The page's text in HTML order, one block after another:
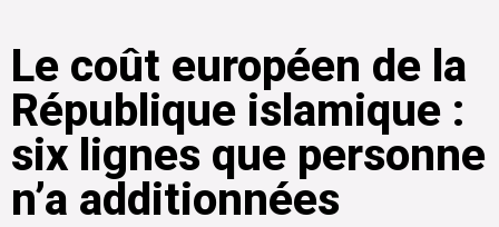
Le coût européen de la
République islamique :
six lignes que personne
n’a additionnées